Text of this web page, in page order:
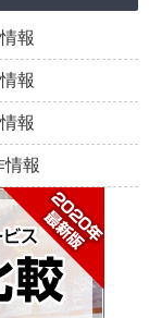
報
報
報
情報